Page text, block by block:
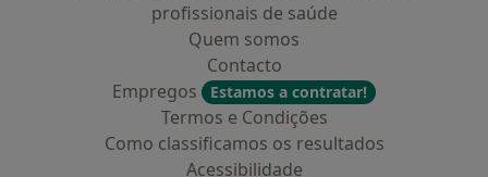
profissionais de saúde
Quem somos
Contacto
Empregos
Estamos a contratar!
Termos e Condições
Como classificamos os resultados
Acessibilidade